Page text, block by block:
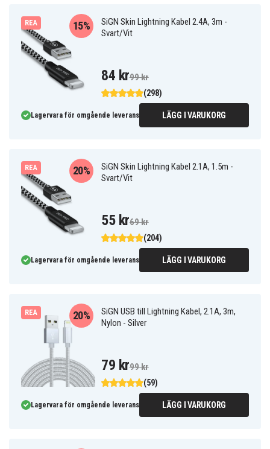
REA
SiGN Skin Lightning Kabel 2.4A, 3m -
Svart/Vit
(298)
15%
84 kr99 kr
Lagervara för omgående leverans LÄGG I VARUKORG
REA
SiGN Skin Lightning Kabel 2.1A, 1.5m -
Svart/Vit
(204)
20%
55 kr69 kr
Lagervara för omgående leverans LÄGG I VARUKORG
REA
SiGN USB till Lightning Kabel, 2.1A, 3m,
Nylon - Silver
(59)
20%
79 kr99 kr
Lagervara för omgående leverans LÄGG I VARUKORG